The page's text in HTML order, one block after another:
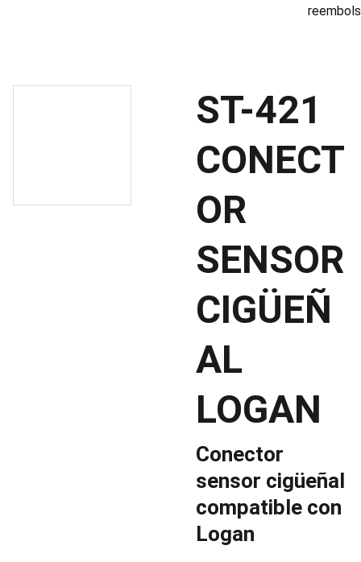
ST-421
CONECT
OR
SENSOR
CIGÜEÑ
AL
LOGAN
Conector
sensor cigüeñal
compatible con
Logan